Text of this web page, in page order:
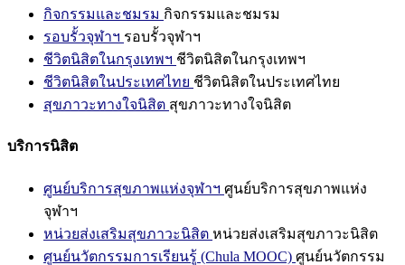
กิจกรรมและชมรม กิจกรรมและชมรม
รอบรั้วจุฬาฯ รอบรั้วจุฬาฯ
ชีวิตนิสิตในกรุงเทพฯ ชีวิตนิสิตในกรุงเทพฯ
ชีวิตนิสิตในประเทศไทย ชีวิตนิสิตในประเทศไทย
สุขภาวะทางใจนิสิต สุขภาวะทางใจนิสิต
บริการนิสิต
ศูนย์บริการสุขภาพแห่งจุฬาฯ ศูนย์บริการสุขภาพแห่ง
จุฬาฯ
หน่วยส่งเสริมสุขภาวะนิสิต หน่วยส่งเสริมสุขภาวะนิสิต
ศูนย์นวัตกรรมการเรียนรู้ (Chula MOOC) ศูนย์นวัตกรรม